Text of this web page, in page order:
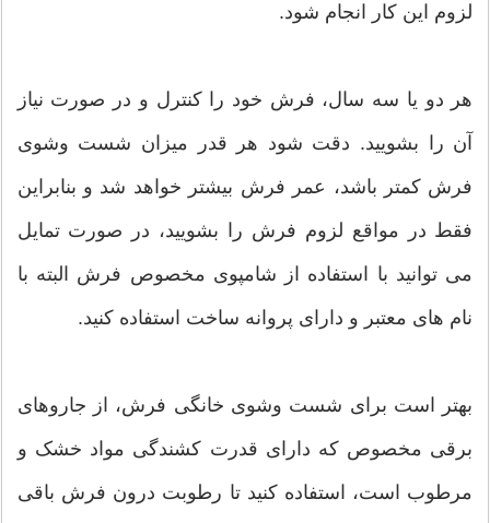
لزوم این کار انجام شود.
هر دو یا سه سال، فرش خود را کنترل و در صورت نیاز
آن را بشویید. دقت شود هر قدر میزان شست وشوی
فرش کمتر باشد، عمر فرش بیشتر خواهد شد و بنابراین
فقط در مواقع لزوم فرش را بشویید، در صورت تمایل
می توانید با استفاده از شامپوی مخصوص فرش البته با
نام های معتبر و دارای پروانه ساخت استفاده کنید.
بهتر است برای شست وشوی خانگی فرش، از جاروهای
برقی مخصوص که دارای قدرت کشندگی مواد خشک و
مرطوب است، استفاده کنید تا رطوبت درون فرش باقی